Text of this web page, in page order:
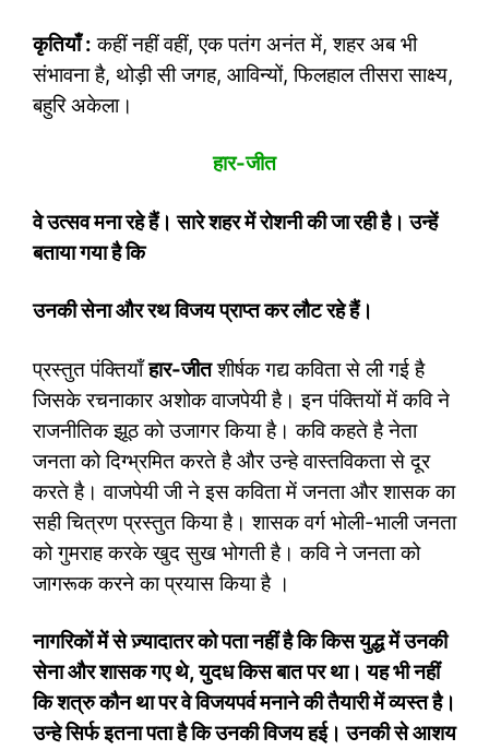
कृतियाँ : कहीं नहीं वहीं, एक पतंग अनंत में, शहर अब भी
संभावना है, थोड़ी सी जगह, आविन्यों, फिलहाल तीसरा साक्ष्य,
बहुरि अकेला।
हार-जीत
वे उत्सव मना रहे हैं। सारे शहर में रोशनी की जा रही है। उन्हें
बताया गया है कि
उनकी सेना और रथ विजय प्राप्त कर लौट रहे हैं।
प्रस्तुत पंक्तियाँहार-जीतशीर्षक गद्य कविता से ली गई है
जिसके रचनाकार अशोक वाजपेयी है। इन पंक्तियों में कवि ने
राजनीतिक झूठ को उजागर किया है। कवि कहते है नेता
जनता को दिग्भ्रमित करते है और उन्हे वास्तविकता से दूर
करते है। वाजपेयी जी ने इस कविता में जनता और शासक का
सही चित्रण प्रस्तुत किया है। शासक वर्ग भोली-भाली जनता
को गुमराह करके खुद सुख भोगती है। कवि ने जनता को
जागरूक करने का प्रयास किया है ।
नागरिकों में से ज़्यादातर को पता नहीं है कि किस युद्ध में उनकी
सेना और शासक गए थे, युदध किस बात पर था। यह भी नहीं
कि शत्रु कौन था पर वे विजयपर्व मनाने की तैयारी में व्यस्त है।
उन्हे सिर्फ इतना पता है कि उनकी विजय हई। उनकी से आशय